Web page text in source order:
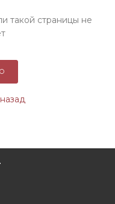
такой страницы не